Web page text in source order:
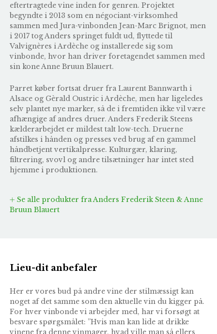
eftertragtede vine inden for genren. Projektet
begyndte i 2013 som en négociant-virksomhed
sammen med Jura-vinbonden Jean-Marc Brignot, men
i 2017 tog Anders springet fuldt ud, flyttede til
Valvignères i Ardèche og installerede sig som
vinbonde, hvor han driver foretagendet sammen med
sin kone Anne Bruun Blauert.
Parret køber fortsat druer fra Laurent Bannwarth i
Alsace og Gèrald Oustric i Ardèche, men har ligeledes
selv plantet nye marker, så de i fremtiden ikke vil være
afhængige af andres druer. Anders Frederik Steens
kælderarbejdet er mildest talt low-tech. Druerne
afstilkes i hånden og presses ved brug af en gammel
håndbetjent vertikalpresse. Kulturgær, klaring,
filtrering, svovl og andre tilsætninger har intet sted
hjemme i produktionen.
Se alle produkter fra Anders Frederik Steen & Anne
Bruun Blauert
Lieu-dit anbefaler
Her er vores bud på andre vine der stilmæssigt kan
noget af det samme som den aktuelle vin du kigger på.
For hver vinbonde vi arbejder med, har vi forsøgt at
besvare spørgsmålet: ”Hvis man kan lide at drikke
vinene fra denne vinmager, hvad ville man så ellers